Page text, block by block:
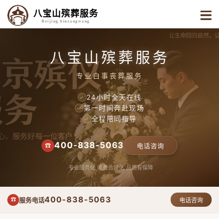
八宝山殡葬服务
Beijing binzangwang
八宝山殡葬服务
专业白事丧葬服务
✓ 24小时全天在线
✓ 第一时间奔赴现场
✓ 全程陪同指导
☎ 400-838-5063 电话咨询
专业服务化 收费合理化 品质有保障
☎ 服务电话400-838-5063 电话咨询